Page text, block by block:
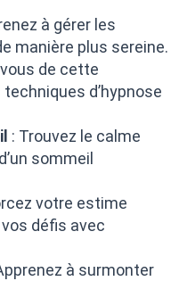
à gérer les
manière plus sereine.
de cette
d’hypnose
: Trouvez le calme
sommeil
votre estime
défis avec
à surmonter